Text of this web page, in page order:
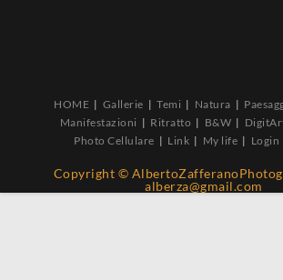
HOME Gallerie Temi Natura
Manifestazioni
Ritratto B&W
Photo Cellulare
Link My life Login
Copyright ©
alberza@gmail.com